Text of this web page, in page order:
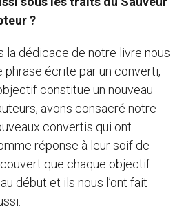
?
la dédicace de notre livre nous
phrase écrite par un converti,
constitue un nouveau
avons consacré notre
convertis qui ont
réponse à leur soif de
que chaque objectif
début et ils nous l’ont fait